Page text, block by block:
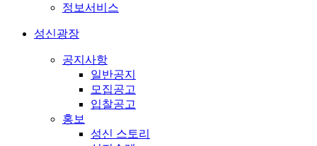
정보서비스
성신광장
공지사항
일반공지
모집공고
입찰공고
홍보
성신 스토리